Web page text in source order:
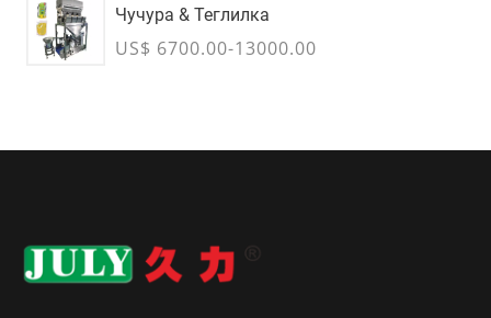
Чучура & Теглилка
US$ 6700.00-13000.00